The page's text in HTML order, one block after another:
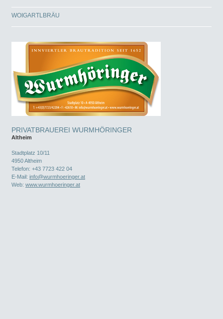
WOIGARTLBRÄU
PRIVATBRAUEREI WURMHÖRINGER
Altheim
Stadtplatz 10/11
4950Altheim
Telefon: +43 7723 422 04
E-Mail: info@wurmhoeringer.at
Web: www.wurmhoeringer.at